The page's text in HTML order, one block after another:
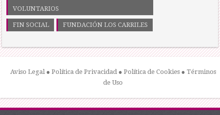
VOLUNTARIOS
FIN SOCIAL FUNDACIÓN LOS CARRILES
Aviso Legal ● Política de Privacidad ● Política de Cookies● Términos
de Uso